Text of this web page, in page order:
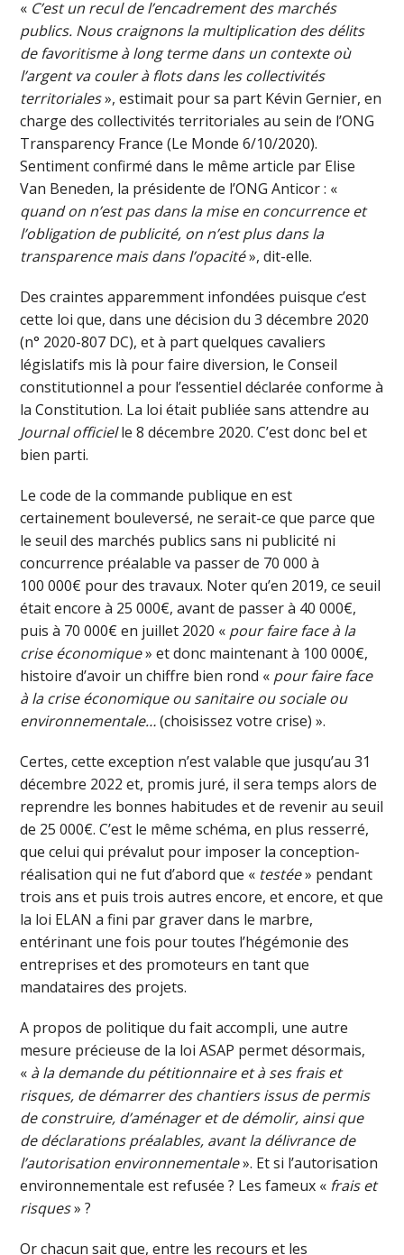
« C’est un recul de l’encadrement des marchés
publics. Nous craignons la multiplication des délits
de favoritisme à long terme dans un contexte où
l’argent va couler à flots dans les collectivités
territoriales», estimait pour sa part Kévin Gernier, en
charge des collectivités territoriales au sein de l’ONG
Transparency France (Le Monde 6/10/2020).
Sentiment confirmé dans le même article par Elise
Van Beneden, la présidente de l’ONG Anticor : «
quand on n’est pas dans la mise en concurrence et
l’obligation de publicité, on n’est plus dans la
transparence mais dans l’opacité», dit-elle.
Des craintes apparemment infondées puisque c’est
cette loi que, dans une décision du 3 décembre 2020
(n° 2020-807 DC), et à part quelques cavaliers
législatifs mis là pour faire diversion, le Conseil
constitutionnel a pour l’essentiel déclarée conforme à
la Constitution. La loi était publiée sans attendre au
Journal officielle 8 décembre 2020. C’est donc bel et
bien parti.
Le code de la commande publique en est
certainement bouleversé, ne serait-ce que parce que
le seuil des marchés publics sans ni publicité ni
concurrence préalable va passer de 70 000 à
100 000€ pour des travaux. Noter qu’en 2019, ce seuil
était encore à 25 000€, avant de passer à 40 000€,
puis à 70 000€ en juillet 2020 « pour faire face à la
crise économique» et donc maintenant à 100 000€,
histoire d’avoir un chiffre bien rond « pour faire face
à la crise économique ou sanitaire ou sociale ou
environnementale…(choisissez votre crise) ».
Certes, cette exception n’est valable que jusqu’au 31
décembre 2022 et, promis juré, il sera temps alors de
reprendre les bonnes habitudes et de revenir au seuil
de 25 000€. C’est le même schéma, en plus resserré,
que celui qui prévalut pour imposer la conception-
réalisation qui ne fut d’abord que « testée» pendant
trois ans et puis trois autres encore, et encore, et que
la loi ELAN a fini par graver dans le marbre,
entérinant une fois pour toutes l’hégémonie des
entreprises et des promoteurs en tant que
mandataires des projets.
A propos de politique du fait accompli, une autre
mesure précieuse de la loi ASAP permet désormais,
« à la demande du pétitionnaire et à ses frais et
risques, de démarrer des chantiers issus de permis
de construire, d’aménager et de démolir, ainsi que
de déclarations préalables, avant la délivrance de
l’autorisation environnementale». Et si l’autorisation
environnementale est refusée ? Les fameux « frais et
risques» ?
Or chacun sait que, entre les recours et les